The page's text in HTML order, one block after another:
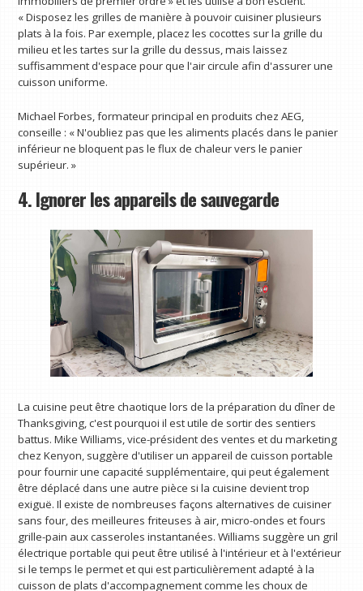
« Disposez les grilles de manière à pouvoir cuisiner plusieurs
plats à la fois. Par exemple, placez les cocottes sur la grille du
milieu et les tartes sur la grille du dessus, mais laissez
suffisamment d'espace pour que l'air circule afin d'assurer une
cuisson uniforme.
Michael Forbes, formateur principal en produits chez AEG,
conseille : « N'oubliez pas que les aliments placés dans le panier
inférieur ne bloquent pas le flux de chaleur vers le panier
supérieur. »
4. Ignorer les appareils de sauvegarde
La cuisine peut être chaotique lors de la préparation du dîner de
Thanksgiving, c'est pourquoi il est utile de sortir des sentiers
battus. Mike Williams, vice-président des ventes et du marketing
chez Kenyon, suggère d'utiliser un appareil de cuisson portable
pour fournir une capacité supplémentaire, qui peut également
être déplacé dans une autre pièce si la cuisine devient trop
exiguë. Il existe de nombreuses façons alternatives de cuisiner
sans four, des meilleures friteuses à air, micro-ondes et fours
grille-pain aux casseroles instantanées. Williams suggère un gril
électrique portable qui peut être utilisé à l'intérieur et à l'extérieur
si le temps le permet et qui est particulièrement adapté à la
cuisson de plats d'accompagnement comme les choux de